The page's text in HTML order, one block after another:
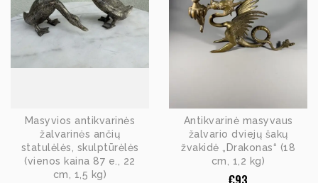
Masyvios antikvarinės
žalvarinės ančių
statulėlės, skulptūrėlės
(vienos kaina 87 e., 22
cm, 1,5 kg)
Antikvarinė masyvaus
žalvario dviejų šakų
žvakidė „Drakonas“ (18
cm, 1,2 kg)